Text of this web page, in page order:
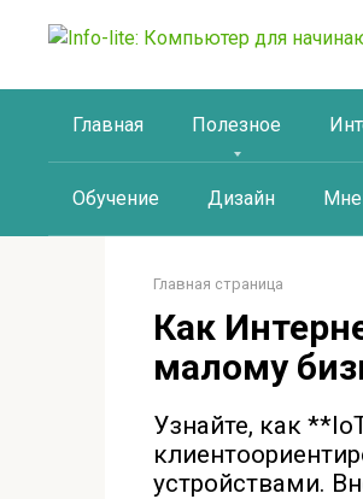
Главная Полезное
Обучение Дизайн
Главная страница
Как
малому
Узнайте, как
устройствами.